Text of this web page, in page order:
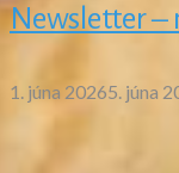
Newsletter –
1. júna 20265. júna